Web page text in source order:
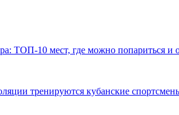
ТОП-10 мест, где можно попариться и
тренируются кубанские